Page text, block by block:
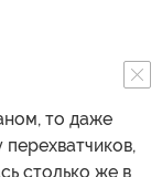
то даже
столько же в